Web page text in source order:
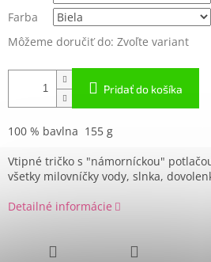
Farba
Môžeme doručiť do: Zvoľte variant
Pridať do košíka
100 % bavlna 155 g
Vtipné tričko s "námorníckou"
všetky milovníčky vody, slnka,
Detailné informácie